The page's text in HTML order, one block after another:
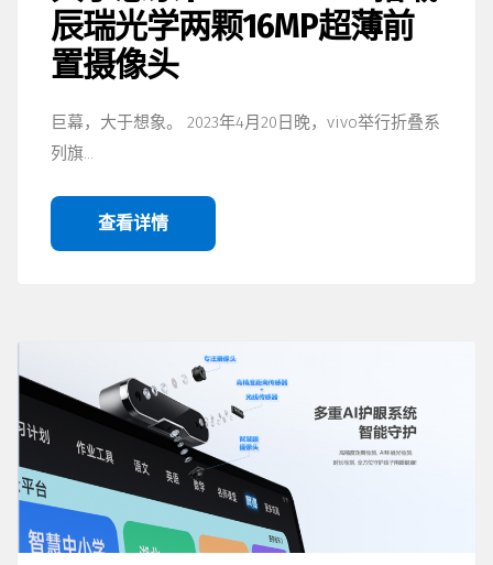
辰瑞光学两颗16MP超薄前
置摄像头
巨幕，大于想象。 2023年4月20日晚，vivo举行折叠系
列旗…
查看详情